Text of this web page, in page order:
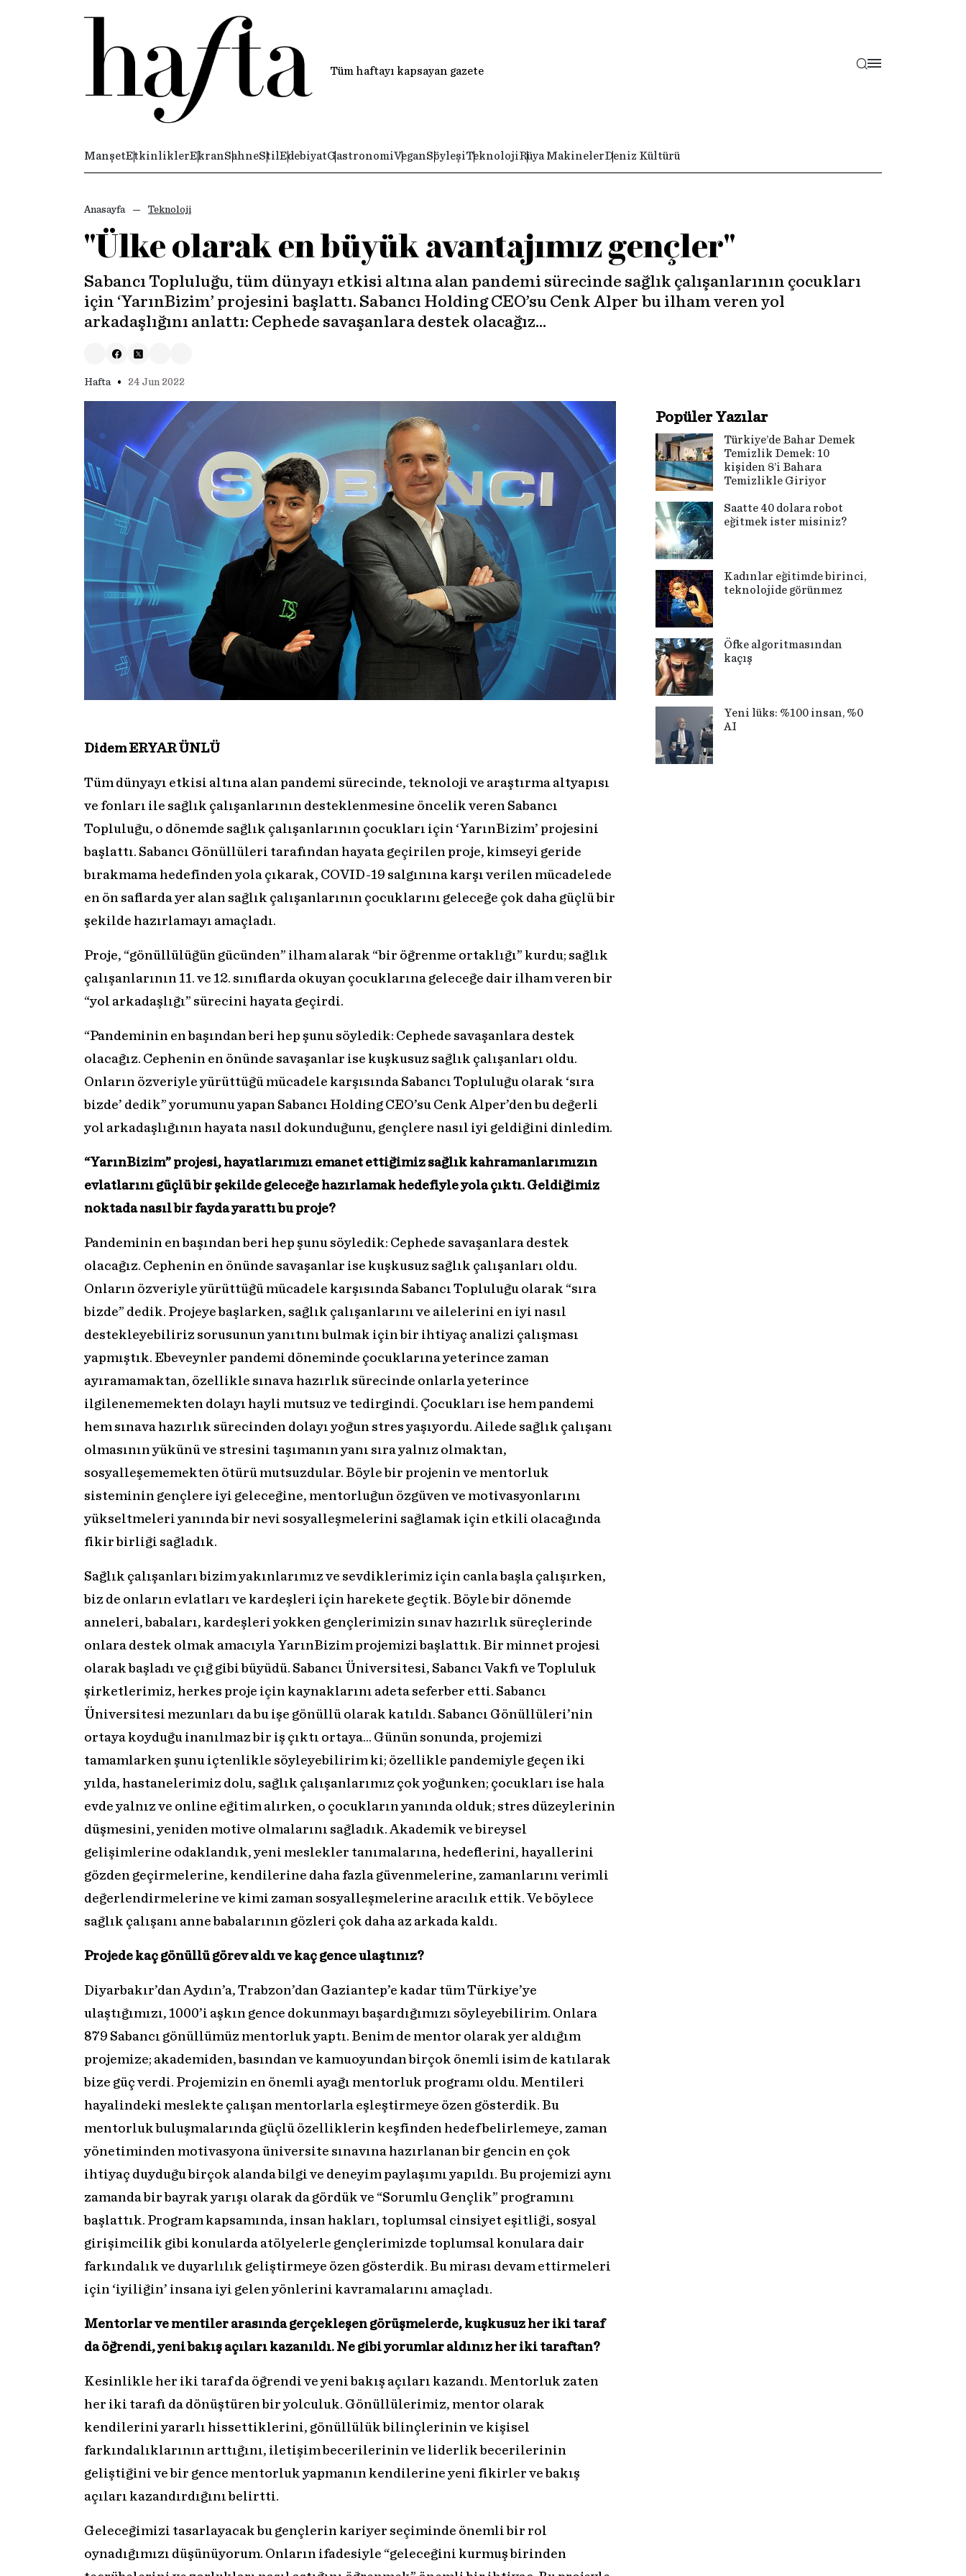
Tüm haftayı kapsayan gazete
ManşetEtkinliklerEkranSahneStil EdebiyatGastronomiVeganSöyleşiTeknolojiRüya MakinelerDeniz Kültürü
Anasayfa Teknoloji
"Ülke olarak en büyük avantajımız gençler"
Sabancı Topluluğu, tüm dünyayı etkisi altına alan pandemi sürecinde sağlık çalışanlarının çocukları
için ‘YarınBizim’ projesini başlattı. Sabancı Holding CEO’su Cenk Alper bu ilham veren yol
arkadaşlığını anlattı: Cephede savaşanlara destek olacağız…
Hafta • 24 Jun 2022
Didem ERYAR ÜNLÜ
Tüm dünyayı etkisi altına alan pandemi sürecinde, teknoloji ve araştırma altyapısı
ve fonları ile sağlık çalışanlarının desteklenmesine öncelik veren Sabancı
Topluluğu, o dönemde sağlık çalışanlarının çocukları için ‘YarınBizim’ projesini
başlattı. Sabancı Gönüllüleri tarafından hayata geçirilen proje, kimseyi geride
bırakmama hedefinden yola çıkarak, COVID-19 salgınına karşı verilen mücadelede
en ön saflarda yer alan sağlık çalışanlarının çocuklarını geleceğe çok daha güçlü bir
şekilde hazırlamayı amaçladı.
Proje, “gönüllülüğün gücünden” ilham alarak “bir öğrenme ortaklığı” kurdu; sağlık
çalışanlarının 11. ve 12. sınıflarda okuyan çocuklarına geleceğe dair ilham veren bir
“yol arkadaşlığı” sürecini hayata geçirdi.
“Pandeminin en başından beri hep şunu söyledik: Cephede savaşanlara destek
olacağız. Cephenin en önünde savaşanlar ise kuşkusuz sağlık çalışanları oldu.
Onların özveriyle yürüttüğü mücadele karşısında Sabancı Topluluğu olarak ‘sıra
bizde’ dedik” yorumunu yapan Sabancı Holding CEO’su Cenk Alper’den bu değerli
yol arkadaşlığının hayata nasıl dokunduğunu, gençlere nasıl iyi geldiğini dinledim.
“YarınBizim” projesi, hayatlarımızı emanet ettiğimiz sağlık kahramanlarımızın
evlatlarını güçlü bir şekilde geleceğe hazırlamak hedefiyle yola çıktı. Geldiğimiz
noktada nasıl bir fayda yarattı bu proje?
Pandeminin en başından beri hep şunu söyledik: Cephede savaşanlara destek
olacağız. Cephenin en önünde savaşanlar ise kuşkusuz sağlık çalışanları oldu.
Onların özveriyle yürüttüğü mücadele karşısında Sabancı Topluluğu olarak “sıra
bizde” dedik. Projeye başlarken, sağlık çalışanlarını ve ailelerini en iyi nasıl
destekleyebiliriz sorusunun yanıtını bulmak için bir ihtiyaç analizi çalışması
yapmıştık. Ebeveynler pandemi döneminde çocuklarına yeterince zaman
ayıramamaktan, özellikle sınava hazırlık sürecinde onlarla yeterince
ilgilenememekten dolayı hayli mutsuz ve tedirgindi. Çocukları ise hem pandemi
hem sınava hazırlık sürecinden dolayı yoğun stres yaşıyordu. Ailede sağlık çalışanı
olmasının yükünü ve stresini taşımanın yanı sıra yalnız olmaktan,
sosyalleşememekten ötürü mutsuzdular. Böyle bir projenin ve mentorluk
sisteminin gençlere iyi geleceğine, mentorluğun özgüven ve motivasyonlarını
yükseltmeleri yanında bir nevi sosyalleşmelerini sağlamak için etkili olacağında
fikir birliği sağladık.
Sağlık çalışanları bizim yakınlarımız ve sevdiklerimiz için canla başla çalışırken,
biz de onların evlatları ve kardeşleri için harekete geçtik. Böyle bir dönemde
anneleri, babaları, kardeşleri yokken gençlerimizin sınav hazırlık süreçlerinde
onlara destek olmak amacıyla YarınBizim projemizi başlattık. Bir minnet projesi
olarak başladı ve çığ gibi büyüdü. Sabancı Üniversitesi, Sabancı Vakfı ve Topluluk
şirketlerimiz, herkes proje için kaynaklarını adeta seferber etti. Sabancı
Üniversitesi mezunları da bu işe gönüllü olarak katıldı. Sabancı Gönüllüleri’nin
ortaya koyduğu inanılmaz bir iş çıktı ortaya… Günün sonunda, projemizi
tamamlarken şunu içtenlikle söyleyebilirim ki; özellikle pandemiyle geçen iki
yılda, hastanelerimiz dolu, sağlık çalışanlarımız çok yoğunken; çocukları ise hala
evde yalnız ve online eğitim alırken, o çocukların yanında olduk; stres düzeylerinin
düşmesini, yeniden motive olmalarını sağladık. Akademik ve bireysel
gelişimlerine odaklandık, yeni meslekler tanımalarına, hedeflerini, hayallerini
gözden geçirmelerine, kendilerine daha fazla güvenmelerine, zamanlarını verimli
değerlendirmelerine ve kimi zaman sosyalleşmelerine aracılık ettik. Ve böylece
sağlık çalışanı anne babalarının gözleri çok daha az arkada kaldı.
Projede kaç gönüllü görev aldı ve kaç gence ulaştınız?
Diyarbakır’dan Aydın’a, Trabzon’dan Gaziantep’e kadar tüm Türkiye’ye
ulaştığımızı, 1000’i aşkın gence dokunmayı başardığımızı söyleyebilirim. Onlara
879 Sabancı gönüllümüz mentorluk yaptı. Benim de mentor olarak yer aldığım
projemize; akademiden, basından ve kamuoyundan birçok önemli isim de katılarak
bize güç verdi. Projemizin en önemli ayağı mentorluk programı oldu. Mentileri
hayalindeki meslekte çalışan mentorlarla eşleştirmeye özen gösterdik. Bu
mentorluk buluşmalarında güçlü özelliklerin keşfinden hedef belirlemeye, zaman
yönetiminden motivasyona üniversite sınavına hazırlanan bir gencin en çok
ihtiyaç duyduğu birçok alanda bilgi ve deneyim paylaşımı yapıldı. Bu projemizi aynı
zamanda bir bayrak yarışı olarak da gördük ve “Sorumlu Gençlik” programını
başlattık. Program kapsamında, insan hakları, toplumsal cinsiyet eşitliği, sosyal
girişimcilik gibi konularda atölyelerle gençlerimizde toplumsal konulara dair
farkındalık ve duyarlılık geliştirmeye özen gösterdik. Bu mirası devam ettirmeleri
için ‘iyiliğin’ insana iyi gelen yönlerini kavramalarını amaçladı.
Mentorlar ve mentiler arasında gerçekleşen görüşmelerde, kuşkusuz her iki taraf
da öğrendi, yeni bakış açıları kazanıldı. Ne gibi yorumlar aldınız her iki taraftan?
Kesinlikle her iki taraf da öğrendi ve yeni bakış açıları kazandı. Mentorluk zaten
her iki tarafı da dönüştüren bir yolculuk. Gönüllülerimiz, mentor olarak
kendilerini yararlı hissettiklerini, gönüllülük bilinçlerinin ve kişisel
farkındalıklarının arttığını, iletişim becerilerinin ve liderlik becerilerinin
geliştiğini ve bir gence mentorluk yapmanın kendilerine yeni fikirler ve bakış
açıları kazandırdığını belirtti.
Geleceğimizi tasarlayacak bu gençlerin kariyer seçiminde önemli bir rol
oynadığımızı düşünüyorum. Onların ifadesiyle “geleceğini kurmuş birinden
Popüler Yazılar
Türkiye’de Bahar Demek
Temizlik Demek: 10
kişiden 8’i Bahara
Temizlikle Giriyor
Saatte 40 dolara robot
eğitmek ister misiniz?
Kadınlar eğitimde birinci,
teknolojide görünmez
Öfke algoritmasından
kaçış
Yeni lüks: %100 insan, %0
AI